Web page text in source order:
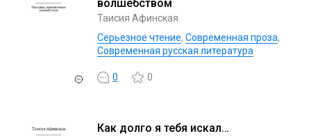
волшебством
Таисия Афинская
Серьезное чтение, Современная проза,
Современная русская литература
0 0
Как долго я тебя искал…